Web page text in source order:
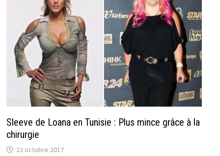
Sleeve de Loana en Tunisie : Plus mince grâce à la
chirurgie
23 octobre 2017